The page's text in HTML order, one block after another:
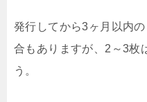
発行してから3ヶ月以内
合もありますが、2～3枚
う。